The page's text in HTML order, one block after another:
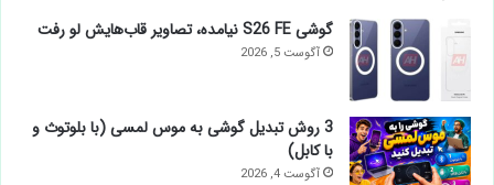
گوشی S26 FE نیامده، تصاویر قاب‌هایش لو رفت
آگوست 5, 2026
3 روش تبدیل گوشی به موس لمسی (با بلوتوث و
با کابل)
آگوست 4, 2026